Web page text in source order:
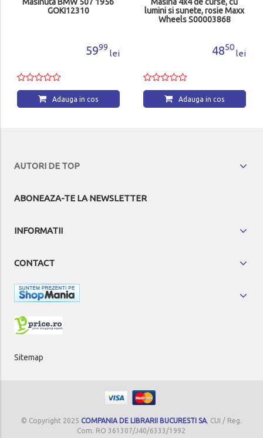
GOKI12310
5999
lei
Adauga in cos
lumini si sunete, rosie Maxx
Wheels S00003868
4850
lei
Adauga in cos
AUTORI DE TOP
ABONEAZA-TE LA NEWSLETTER
INFORMATII
CONTACT
Sitemap
© Copyright 2025 COMPANIA DE LIBRARII BUCURESTI SA, CUI / Reg.
Com. RO 361307/J40/6333/1992